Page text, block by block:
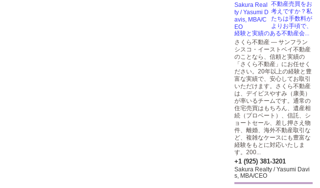
不動産売買をお
考えですか？私
たちは手数料が
よりお手頃で、
経験と実績のある不動産会...
さくら不動産 — サンフラン
シスコ・イーストベイ不動産
のことなら、信頼と実績の
「さくら不動産」にお任せく
ださい。20年以上の経験と豊
富な実績で、安心してお取引
いただけます。さくら不動産
は、デイビスやすみ（康美）
が率いるチームです。通常の
住宅売買はもちろん、遺産相
続（プロベート）、信託、シ
ョートセール、差し押さえ物
件、離婚、海外不動産取引な
ど、複雑なケースにも豊富な
経験をもとに対応いたしま
す。200...
+1 (925) 381-3201
Sakura Realty / Yasumi Davi
s, MBA/CEO